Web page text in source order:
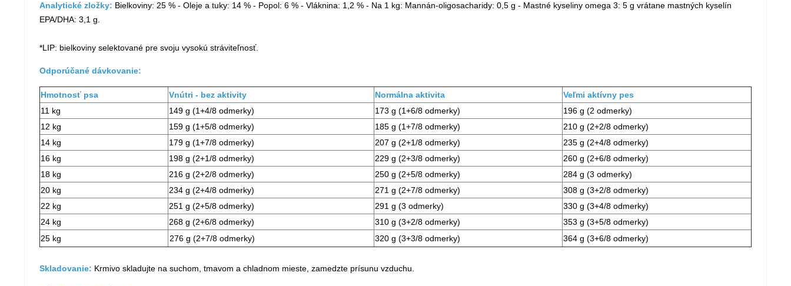
Analytické zložky: Bielkoviny: 25 % - Oleje a tuky: 14 % - Popol: 6 % - Vláknina: 1,2 % - Na 1 kg: Mannán-oligosacharidy: 0,5 g - Mastné kyseliny omega 3: 5 g vrátane mastných kyselín
EPA/DHA: 3,1 g.
*LIP: bielkoviny selektované pre svoju vysokú stráviteľnosť.
Odporúčané dávkovanie:
Hmotnosť psa Vnútri - bez aktivity Normálna aktivita
Veľmi aktívny pes
11 kg
149 g (1+4/8 odmerky) 173 g (1+6/8 odmerky)
196 g (2 odmerky)
12 kg
159 g (1+5/8 odmerky) 185 g (1+7/8 odmerky)
210 g (2+2/8 odmerky)
14 kg
179 g (1+7/8 odmerky) 207 g (2+1/8 odmerky)
235 g (2+4/8 odmerky)
16 kg
198 g (2+1/8 odmerky) 229 g (2+3/8 odmerky)
260 g (2+6/8 odmerky)
18 kg
216 g (2+2/8 odmerky) 250 g (2+5/8 odmerky)
284 g (3 odmerky)
20 kg
234 g (2+4/8 odmerky) 271 g (2+7/8 odmerky)
308 g (3+2/8 odmerky)
22 kg
251 g (2+5/8 odmerky) 291 g (3 odmerky)
330 g (3+4/8 odmerky)
24 kg
268 g (2+6/8 odmerky) 310 g (3+2/8 odmerky)
353 g (3+5/8 odmerky)
25 kg
276 g (2+7/8 odmerky) 320 g (3+3/8 odmerky) 364 g (3+6/8 odmerky)
Skladovanie: Krmivo skladujte na suchom, tmavom a chladnom mieste, zamedzte prísunu vzduchu.